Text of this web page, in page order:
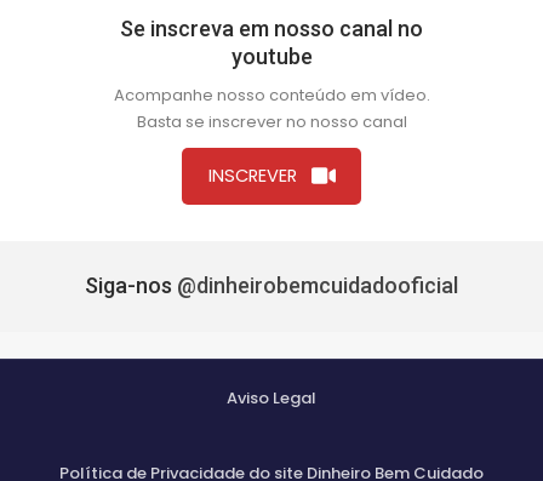
Se inscreva em nosso canal no
youtube
Acompanhe nosso conteúdo em vídeo.
Basta se inscrever no nosso canal
INSCREVER
Siga-nos @dinheirobemcuidadooficial
Aviso Legal
Política de Privacidade do site Dinheiro Bem Cuidado